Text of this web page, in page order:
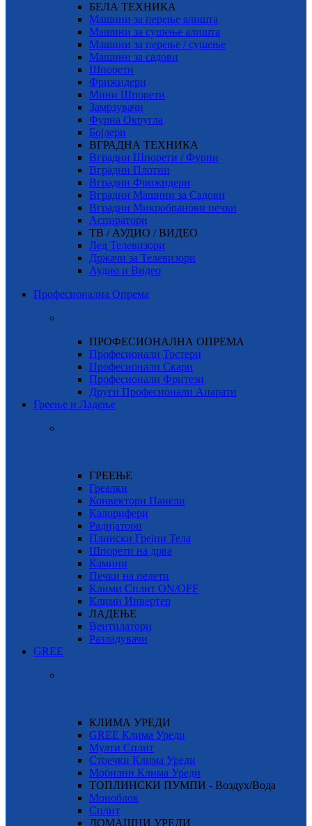
БЕЛА ТЕХНИКА
Машини за перење алишта
Машини за сушење алишта
Машини за перење / сушење
Машини за садови
Шпорети
Фрижидери
Мини Шпорети
Замрзувачи
Фурна Округла
Бојлери
ВГРАДНА ТЕХНИКА
Вградни Шпорети / Фурни
Вградни Плотни
Вградни Фрижидери
Вградни Машини за Садови
Вградни Микробранови печки
Аспиратори
ТВ / АУДИО / ВИДЕО
Лед Телевизори
Држачи за Телевизори
Аудио и Видео
Професионална Опрема
ПРОФЕСИОНАЛНА ОПРЕМА
Професионали Тостери
Професионали Скари
Професионали Фритези
Други Професионали Апарати
Греење и Ладење
ГРЕЕЊЕ
Греалки
Конвектори Панели
Калорифери
Радијатори
Плински Грејни Тела
Шпорети на дрва
Камини
Печки на пелети
Клими Сплит ON/OFF
Клими Инвертер
ЛАДЕЊЕ
Вентилатори
Разладувачи
GREE
КЛИМА УРЕДИ
GREE Клима Уреди
Мулти Сплит
Стоечки Клима Уреди
Мобилни Клима Уреди
ТОПЛИНСКИ ПУМПИ - Воздух/Вода
Моноблок
Сплит
ДОМАШНИ УРЕДИ